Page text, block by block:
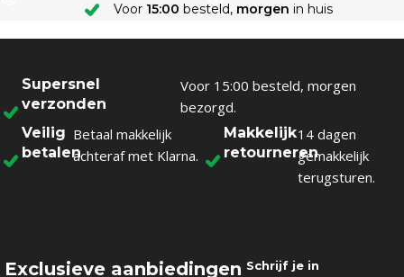
Voor 15:00 besteld, morgen in huis
Supersnel
verzonden
Voor 15:00 besteld, morgen
bezorgd.
Veilig
betalen
Betaal makkelijk
achteraf met Klarna.
Makkelijk
retourneren
14 dagen
gemakkelijk
terugsturen.
Exclusieve aanbiedingen Schrijf je in